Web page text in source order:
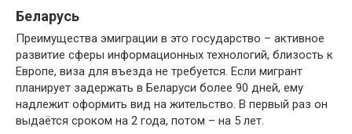
Беларусь
Преимущества эмиграции в это государство – активное
развитие сферы информационных технологий, близость к
Европе, виза для въезда не требуется. Если мигрант
планирует задержать в Беларуси более 90 дней, ему
надлежит оформить вид на жительство. В первый раз он
выдаётся сроком на 2 года, потом – на 5 лет.